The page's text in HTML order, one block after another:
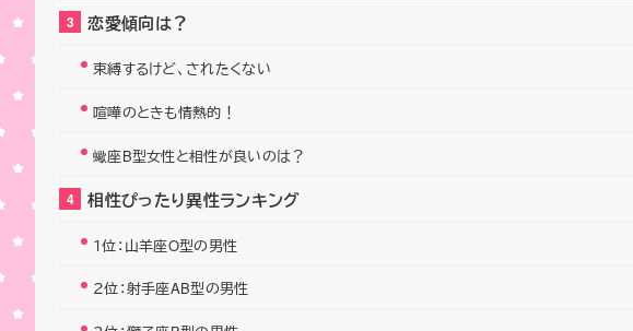
恋愛傾向は？
束縛するけど、されたくない
喧嘩のときも情熱的！
蠍座B型女性と相性が良いのは？
相性ぴったり異性ランキング
１位：山羊座O型の男性
２位：射手座AB型の男性